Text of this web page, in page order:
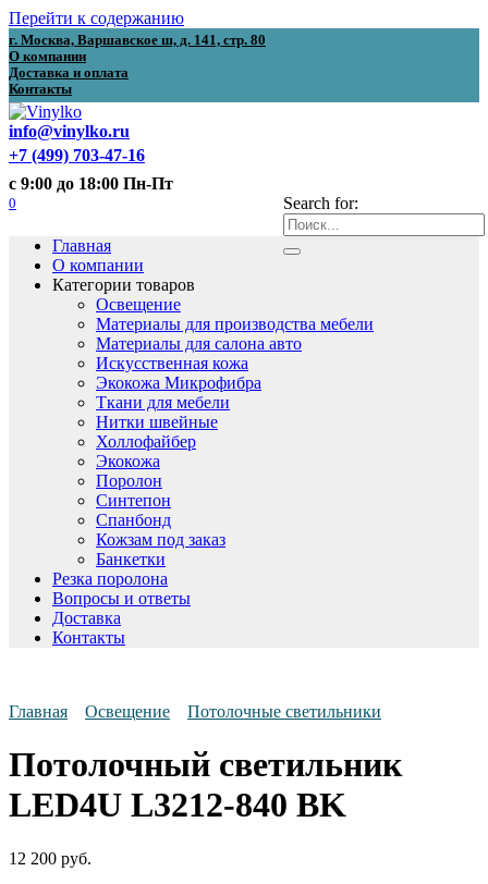
Перейти к содержанию
г. Москва, Варшавское ш, д. 141, стр. 80
О компании
Доставка и оплата
Контакты
info@vinylko.ru
+7 (499) 703-47-16
с 9:00 до 18:00 Пн-Пт
Search for:
0
Главная
О компании
Категории товаров
Освещение
Материалы для производства мебели
Материалы для салона авто
Искусственная кожа
Экокожа Микрофибра
Ткани для мебели
Нитки швейные
Холлофайбер
Экокожа
Поролон
Синтепон
Спанбонд
Кожзам под заказ
Банкетки
Резка поролона
Вопросы и ответы
Доставка
Контакты
Главная Освещение Потолочные светильники
Потолочный светильник
LED4U L3212-840 BK
12 200 руб.